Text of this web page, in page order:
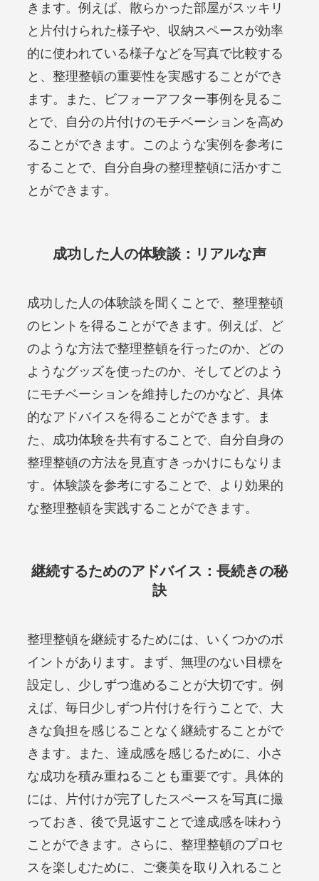
きます。例えば、散らかった部屋がスッキリ
と片付けられた様子や、収納スペースが効率
的に使われている様子などを写真で比較する
と、整理整頓の重要性を実感することができ
ます。また、ビフォーアフター事例を見るこ
とで、自分の片付けのモチベーションを高め
ることができます。このような実例を参考に
することで、自分自身の整理整頓に活かすこ
とができます。
成功した人の体験談：リアルな声
成功した人の体験談を聞くことで、整理整頓
のヒントを得ることができます。例えば、ど
のような方法で整理整頓を行ったのか、どの
ようなグッズを使ったのか、そしてどのよう
にモチベーションを維持したのかなど、具体
的なアドバイスを得ることができます。ま
た、成功体験を共有することで、自分自身の
整理整頓の方法を見直すきっかけにもなりま
す。体験談を参考にすることで、より効果的
な整理整頓を実践することができます。
継続するためのアドバイス：長続きの秘
訣
整理整頓を継続するためには、いくつかのポ
イントがあります。まず、無理のない目標を
設定し、少しずつ進めることが大切です。例
えば、毎日少しずつ片付けを行うことで、大
きな負担を感じることなく継続することがで
きます。また、達成感を感じるために、小さ
な成功を積み重ねることも重要です。具体的
には、片付けが完了したスペースを写真に撮
っておき、後で見返すことで達成感を味わう
ことができます。さらに、整理整頓のプロセ
スを楽しむために、ご褒美を取り入れること